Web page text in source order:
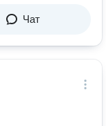
Чат